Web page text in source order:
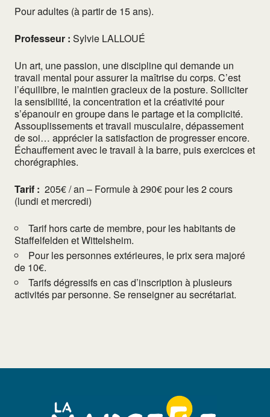
Pour adultes (à partir de 15 ans).
Professeur : Sylvie LALLOUÉ
Un art, une passion, une discipline qui demande un
travail mental pour assurer la maîtrise du corps. C’est
l’équilibre, le maintien gracieux de la posture. Solliciter
la sensibilité, la concentration et la créativité pour
s’épanouir en groupe dans le partage et la complicité.
Assouplissements et travail musculaire, dépassement
de soi… apprécier la satisfaction de progresser encore.
Échauffement avec le travail à la barre, puis exercices et
chorégraphies.
Tarif : 205€ / an – Formule à 290€ pour les 2 cours
(lundi et mercredi)
Tarif hors carte de membre, pour les habitants de
Staffelfelden et Wittelsheim.
Pour les personnes extérieures, le prix sera majoré
de 10€.
Tarifs dégressifs en cas d’inscription à plusieurs
activités par personne. Se renseigner au secrétariat.